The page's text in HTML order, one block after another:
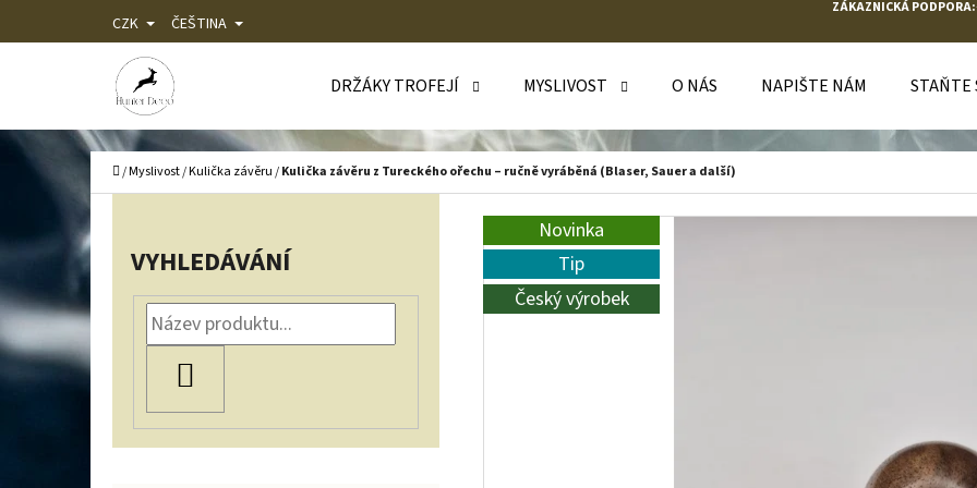
CZK ČEŠTINA
ZÁKAZNICKÁ PODPORA:
DRŽÁKY TROFEJÍ MYSLIVOST O NÁS NAPIŠTE NÁM STAŇTE
Domů
/Myslivost/Kulička závěru/Kulička závěru z Tureckého ořechu – ručně vyráběná (Blaser, Sauer a další)
P
O
S
T
R
A
VYHLEDÁVÁNÍ
Novinka
Tip
Český výrobek
O
Í
Zpět
Zpět
CO POTŘEBUJETE NAJÍT?
HLEDAT